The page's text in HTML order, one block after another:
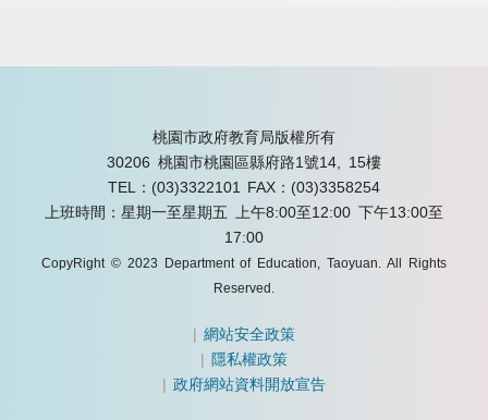
桃園市政府教育局版權所有
30206 桃園市桃園區縣府路1號14, 15樓
TEL：(03)3322101
FAX：(03)3358254
上班時間：星期一至星期五 上午8:00至12:00 下午13:00至
17:00
CopyRight © 2023 Department of Education, Taoyuan. All Rights
Reserved.
|網站安全政策
|隱私權政策
|政府網站資料開放宣告